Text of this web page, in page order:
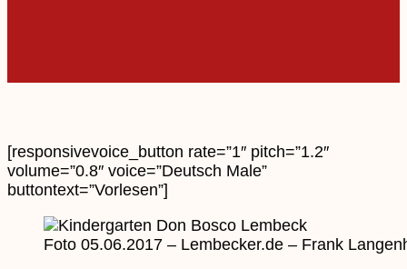
[responsivevoice_button rate=”1″ pitch=”1.2″
volume=”0.8″ voice=”Deutsch Male”
buttontext=”Vorlesen”]
Foto 05.06.2017 – Lembecker.de – Frank